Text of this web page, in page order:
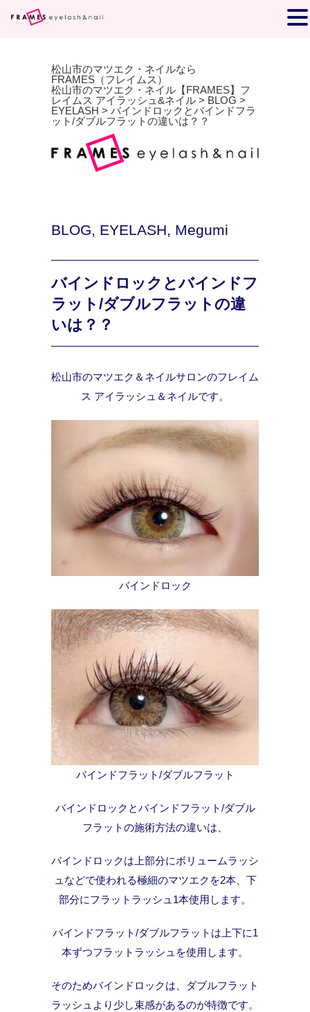
松山市のマツエク・ネイルなら
FRAMES（フレイムス）
松山市のマツエク・ネイル【FRAMES】フ
レイムス アイラッシュ&ネイル > BLOG >
EYELASH > バインドロックとバインドフラ
ット/ダブルフラットの違いは？？
BLOG, EYELASH, Megumi
バインドロックとバインドフ
ラット/ダブルフラットの違
いは？？
松山市のマツエク＆ネイルサロンのフレイム
ス アイラッシュ＆ネイルです。
バインドロック
バインドフラット/ダブルフラット
バインドロックとバインドフラット/ダブル
フラットの施術方法の違いは、
バインドロックは上部分にボリュームラッシ
ュなどで使われる極細のマツエクを2本、下
部分にフラットラッシュ1本使用します。
バインドフラット/ダブルフラットは上下に1
本ずつフラットラッシュを使用します。
そのためバインドロックは、ダブルフラット
ラッシュより少し束感があるのが特徴です。